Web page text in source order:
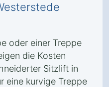
oder einer Treppe
die Kosten
Sitzlift in
eine kurvige Treppe